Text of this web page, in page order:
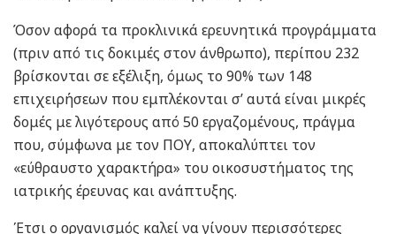
Όσον αφορά τα προκλινικά ερευνητικά προγράμματα
(πριν από τις δοκιμές στον άνθρωπο), περίπου 232
βρίσκονται σε εξέλιξη, όμως το 90% των 148
επιχειρήσεων που εμπλέκονται σ’ αυτά είναι μικρές
δομές με λιγότερους από 50 εργαζομένους, πράγμα
που, σύμφωνα με τον ΠΟΥ, αποκαλύπτει τον
«εύθραυστο χαρακτήρα» του οικοσυστήματος της
ιατρικής έρευνας και ανάπτυξης.
Έτσι ο οργανισμός καλεί να γίνουν περισσότερες